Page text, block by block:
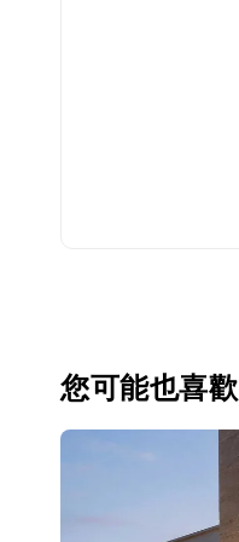
您可能也喜歡